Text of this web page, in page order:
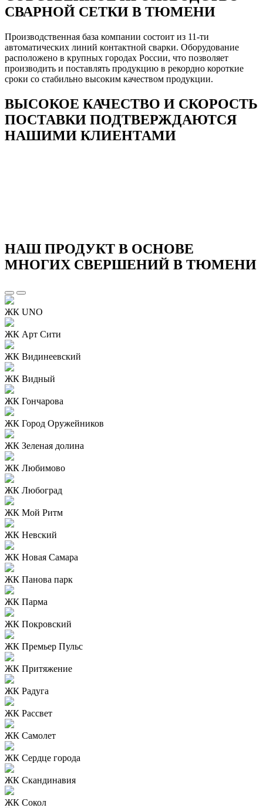
СВАРНОЙ СЕТКИ В ТЮМЕНИ
Производственная база компании состоит из 11-ти
автоматических линий контактной сварки. Оборудование
расположено в крупных городах России, что позволяет
производить и поставлять продукцию в рекордно короткие
сроки со стабильно высоким качеством продукции.
ВЫСОКОЕ КАЧЕСТВО И СКОРОСТЬ
ПОСТАВКИ ПОДТВЕРЖДАЮТСЯ
НАШИМИ КЛИЕНТАМИ
НАШ ПРОДУКТ В ОСНОВЕ
МНОГИХ СВЕРШЕНИЙ В ТЮМЕНИ
ЖК UNO
ЖК Арт Сити
ЖК Видинеевский
ЖК Видный
ЖК Гончарова
ЖК Город Оружейников
ЖК Зеленая долина
ЖК Любимово
ЖК Любоград
ЖК Мой Ритм
ЖК Невский
ЖК Новая Самара
ЖК Панова парк
ЖК Парма
ЖК Покровский
ЖК Премьер Пульс
ЖК Притяжение
ЖК Радуга
ЖК Рассвет
ЖК Самолет
ЖК Сердце города
ЖК Скандинавия
ЖК Сокол